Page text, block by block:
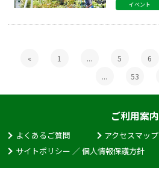
イベント
« 1 ... 5 6
...
53
ご利用案内
よくあるご質問 アクセスマップ
サイトポリシー ／ 個人情報保護方針